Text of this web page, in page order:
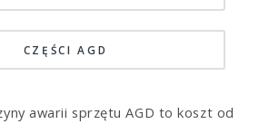
CZĘŚCI AGD
awarii sprzętu AGD to koszt od